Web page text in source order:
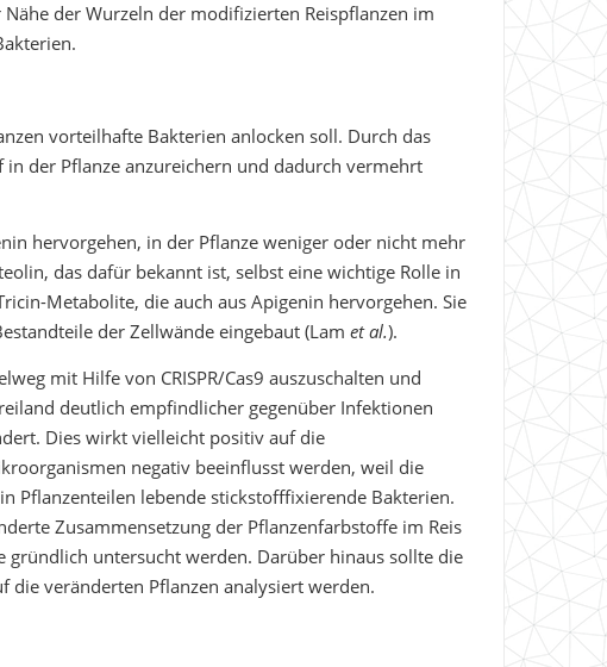
der Wurzeln der modifizierten Reispflanzen im
vorteilhafte Bakterien anlocken soll. Durch das
in der Pflanze anzureichern und dadurch vermehrt
hervorgehen, in der Pflanze weniger oder nicht mehr
das dafür bekannt ist, selbst eine wichtige Rolle in
Metabolite, die auch aus Apigenin hervorgehen. Sie
der Zellwände eingebaut (Lam et al.).
mit Hilfe von CRISPR/Cas9 auszuschalten und
deutlich empfindlicher gegenüber Infektionen
Dies wirkt vielleicht positiv auf die
negativ beeinflusst werden, weil die
Pflanzenteilen lebende stickstofffixierende Bakterien.
Zusammensetzung der Pflanzenfarbstoffe im Reis
untersucht werden. Darüber hinaus sollte die
die veränderten Pflanzen analysiert werden.